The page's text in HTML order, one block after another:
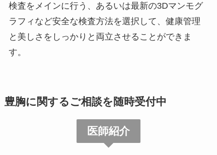
検査をメインに行う、あるいは最新の3Dマンモグ
ラフィなど安全な検査方法を選択して、健康管理
と美しさをしっかりと両立させることができま
す。
豊胸に関するご相談を随時受付中
医師紹介